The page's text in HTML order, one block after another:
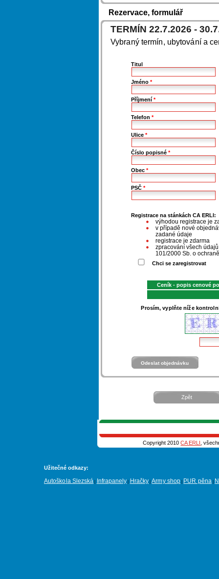
Rezervace, formulář
TERMÍN 22.7.2026 -
Vybraný termín, ubytování a
Titul
Jméno*
Příjmení*
Telefon*
Ulice*
Číslo popisné*
Obec*
PSČ*
Registrace na stánkách CA ERLI:
výhodou registrace je
v případě nové
zadané údaje
registrace je zdarma
zpracování všech
101/2000 Sb. o
Chci se zaregistrovat
Ceník - popis cenové
Prosím, vyplňte níže
Zpět
Copyright 2010CA ERLI ,
Užitečné odkazy:
Autoškola Slezská Infrapanely Hračky |Army shop PUR pěna|